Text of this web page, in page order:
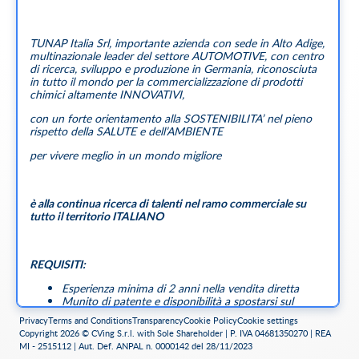
TUNAP Italia Srl, importante azienda con sede in Alto Adige,
multinazionale leader del settore AUTOMOTIVE, con centro
di ricerca, sviluppo e produzione in Germania, riconosciuta
in tutto il mondo per la commercializzazione di prodotti
chimici altamente INNOVATIVI,
con un forte orientamento alla SOSTENIBILITA’ nel pieno
rispetto della SALUTE e dell’AMBIENTE
per vivere meglio in un mondo migliore
è alla continua ricerca di talenti nel ramo commerciale su
tutto il territorio ITALIANO
REQUISITI:
Esperienza minima di 2 anni nella vendita diretta
Munito di patente e disponibilità a spostarsi sul
territorio di competenza
Predisposizione a lavorare per obiettivi
Elevate capacità comunicative e leadership
Organizzazione, ambizione, dinamicità, metodo e
PrivacyTerms and ConditionsTransparencyCookie PolicyCookie settings
Copyright 2026 © CVing S.r.l. with Sole Shareholder | P. IVA 04681350270 | REA
MI - 2515112 | Aut. Def. ANPAL n. 0000142 del 28/11/2023